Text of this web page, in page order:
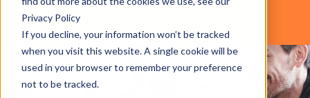
Privacy Policy
If you decline, your information won’t be tracked
when you visit this website. A single cookie will be
used in your browser to remember your preference
not to be tracked.
AXESS SMART TAP